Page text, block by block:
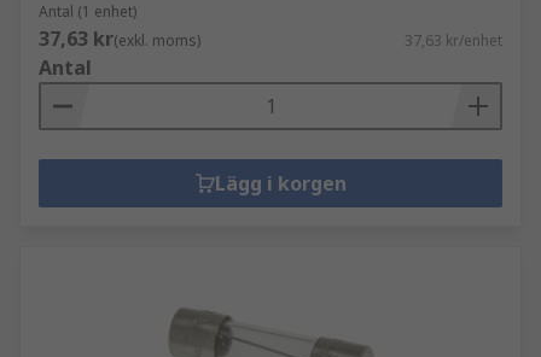
Antal (1 enhet)
37,63 kr(exkl. moms) 37,63 kr/enhet
Antal
Lägg i korgen